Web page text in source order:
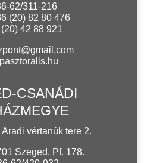
62/311-216
(20) 82 80 476
42 88 921
CSANÁDI
vértanúk tere 2.
Szeged, Pf. 178.